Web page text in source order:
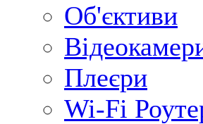
Об'єктиви
Плеєри
Wi-Fi